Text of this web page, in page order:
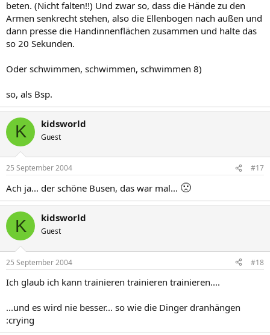
beten. (Nicht falten!!) Und zwar so, dass die Hände zu den
Armen senkrecht stehen, also die Ellenbogen nach außen und
dann presse die Handinnenflächen zusammen und halte das
so 20 Sekunden.
Oder schwimmen, schwimmen, schwimmen 8)
so, als Bsp.
K kidsworld
Guest
25 September 2004 #17
Ach ja... der schöne Busen, das war mal... 🙁
K kidsworld
Guest
25 September 2004 #18
Ich glaub ich kann trainieren trainieren trainieren....
...und es wird nie besser... so wie die Dinger dranhängen
:crying